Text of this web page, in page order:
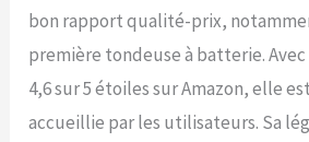
bon rapport qualité-prix,
première tondeuse à batterie.
4,6 sur 5 étoiles sur Amazon, elle
accueillie par les utilisateurs. Sa